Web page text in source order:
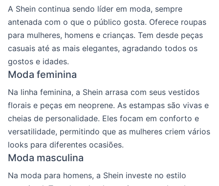
A Shein continua sendo líder em moda, sempre
antenada com o que o público gosta. Oferece roupas
para mulheres, homens e crianças. Tem desde peças
casuais até as mais elegantes, agradando todos os
gostos e idades.
Moda feminina
Na linha feminina, a Shein arrasa com seus vestidos
florais e peças em neoprene. As estampas são vivas e
cheias de personalidade. Eles focam em conforto e
versatilidade, permitindo que as mulheres criem vários
looks para diferentes ocasiões.
Moda masculina
Na moda para homens, a Shein investe no estilo